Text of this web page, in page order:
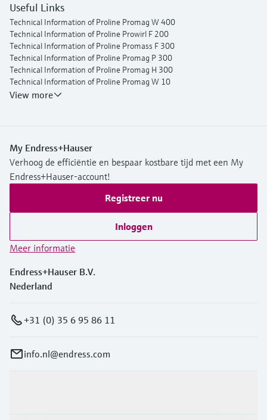
Useful Links
Technical Information of Proline Promag W 400
Technical Information of Proline Prowirl F 200
Technical Information of Proline Promass F 300
Technical Information of Proline Promag P 300
Technical Information of Proline Promag H 300
Technical Information of Proline Promag W 10
Operating Instructions Picomag IO-Link
View more
My Endress+Hauser
Verhoog de efficiëntie en bespaar kostbare tijd met een My
Endress+Hauser-account!
Registreer nu
Inloggen
Meer informatie
Endress+Hauser B.V.
Nederland
+31 (0) 35 6 95 86 11
info.nl@endress.com